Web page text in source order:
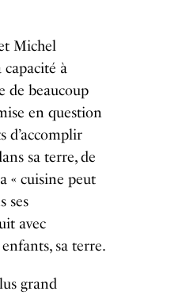
Michel
à
de beaucoup
en question
d’accomplir
sa terre, de
« cuisine peut
ses
avec
sa terre.
grand